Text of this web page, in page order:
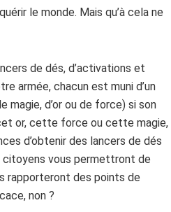
le monde. Mais qu’à cela ne
de dés, d’activations et
armée, chacun est muni d’un
d’or ou de force) si son
or, cette force ou cette magie,
d’obtenir des lancers de dés
citoyens vous permettront de
rapporteront des points de
non ?